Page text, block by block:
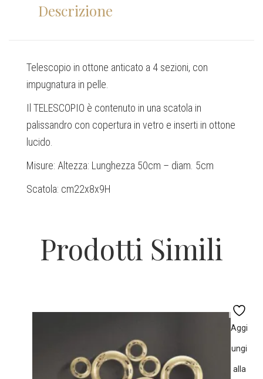
Descrizione
Telescopio in ottone anticato a 4 sezioni, con
impugnatura in pelle.
Il TELESCOPIO è contenuto in una scatola in
palissandro con copertura in vetro e inserti in ottone
lucido.
Misure: Altezza: Lunghezza 50cm – diam. 5cm
Scatola: cm22x8x9H
Prodotti Simili
Aggi
ungi
alla